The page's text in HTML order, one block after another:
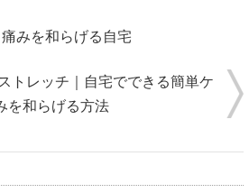
みを和らげる自宅
トレッチ｜自宅でできる簡単ケ
を和らげる方法